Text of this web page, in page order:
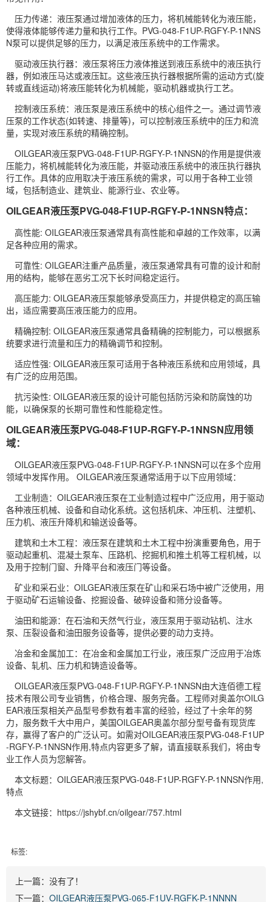
压力传递：液压泵通过增加液体的压力，将机械能转化为液压能，
使得液体能够传递力量和执行工作。PVG-048-F1UP-RGFY-P-1NNS
N泵可以提供足够的压力，以满足液压系统中的工作需求。
驱动液压执行器：液压泵将压力液体推送到液压系统中的液压执行
器，例如液压马达或液压缸。这些液压执行器根据所需的运动方式(旋
转或直线运动)将液压能转化为机械能，驱动机器或执行工艺。
控制液压系统：液压泵是液压系统中的核心组件之一。通过调节液
压泵的工作状态(如转速、排量等)，可以控制液压系统中的压力和流
量，实现对液压系统的精确控制。
OILGEAR液压泵PVG-048-F1UP-RGFY-P-1NNSN的作用是提供液
压能力，将机械能转化为液压能，并驱动液压系统中的液压执行器执
行工作。具体的应用取决于液压系统的需求，可以用于各种工业领
域，包括制造业、建筑业、能源行业、农业等。
OILGEAR液压泵PVG-048-F1UP-RGFY-P-1NNSN特点：
高性能: OILGEAR液压泵通常具有高性能和卓越的工作效率，以满
足各种应用的需求。
可靠性: OILGEAR注重产品质量，液压泵通常具有可靠的设计和耐
用的结构，能够在恶劣工况下长时间稳定运行。
高压能力: OILGEAR液压泵能够承受高压力，并提供稳定的高压输
出，适应需要高压液压能力的应用。
精确控制: OILGEAR液压泵通常具备精确的控制能力，可以根据系
统要求进行流量和压力的精确调节和控制。
适应性强: OILGEAR液压泵可适用于各种液压系统和应用领域，具
有广泛的应用范围。
抗污染性: OILGEAR液压泵的设计可能包括防污染和防腐蚀的功
能，以确保泵的长期可靠性和性能稳定性。
OILGEAR液压泵PVG-048-F1UP-RGFY-P-1NNSN应用领
域：
OILGEAR液压泵PVG-048-F1UP-RGFY-P-1NNSN可以在多个应用
领域中发挥作用。 OILGEAR液压泵通常适用于以下应用领域：
工业制造：OILGEAR液压泵在工业制造过程中广泛应用，用于驱动
各种液压机械、设备和自动化系统。这包括机床、冲压机、注塑机、
压力机、液压升降机和输送设备等。
建筑和土木工程：液压泵在建筑和土木工程中扮演重要角色，用于
驱动起重机、混凝土泵车、压路机、挖掘机和推土机等工程机械，以
及用于控制门窗、升降平台和液压门等设备。
矿业和采石业：OILGEAR液压泵在矿山和采石场中被广泛使用，用
于驱动矿石运输设备、挖掘设备、破碎设备和筛分设备等。
油田和能源：在石油和天然气行业，液压泵用于驱动钻机、注水
泵、压裂设备和油田服务设备等，提供必要的动力支持。
冶金和金属加工：在冶金和金属加工行业，液压泵广泛应用于冶炼
设备、轧机、压力机和铸造设备等。
OILGEAR液压泵PVG-048-F1UP-RGFY-P-1NNSN由大连佰德工程
技术有限公司专业销售，价格合理、服务完备。工程师对奥盖尔OILG
EAR液压泵相关产品型号参数有着丰富的经验，经过了十余年的努
力，服务数千大中用户，美国OILGEAR奥盖尔部分型号备有现货库
存，赢得了客户的广泛认可。如需对OILGEAR液压泵PVG-048-F1UP
-RGFY-P-1NNSN作用,特点内容更多了解，请直接联系我们，将由专
业工作人员为您解答。
本文标题：OILGEAR液压泵PVG-048-F1UP-RGFY-P-1NNSN作用,
特点
本文链接：https://jshybf.cn/oilgear/757.html
标签:
上一篇：没有了！
下一篇： OILGEAR液压泵PVG-065-F1UV-RGFK-P-1NNNN